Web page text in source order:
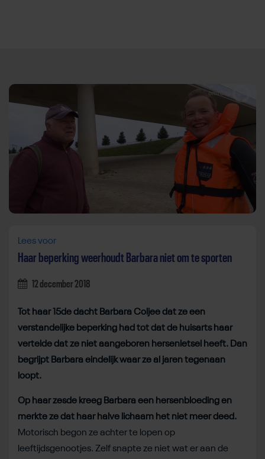
Direct door naar content
Lees voor
Haar beperking weerhoudt Barbara niet om te sporten
12 december 2018
Tot haar 15de dacht Barbara Coljee dat ze een
verstandelijke beperking had tot dat de huisarts haar
vertelde dat ze niet aangeboren hersenletsel heeft. Dan
begrijpt Barbara eindelijk waar ze al jaren tegenaan
loopt.
Op haar zesde kreeg Barbara een hersenbloeding en
merkte ze dat haar halve lichaam het niet meer deed.
Motorisch begon ze achter te lopen op
leeftijdsgenootjes. Zelf snapte ze niet wat er aan de